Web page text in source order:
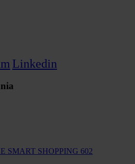
Linkedin
SMART SHOPPING 602